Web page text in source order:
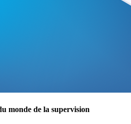
monde de la supervision